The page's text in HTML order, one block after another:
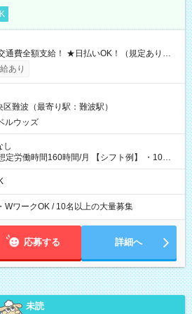
金GET♪ お仕事後はコンビニATMから 日払
あり
難波（最寄り駅：難波駅）
ルウッズ
し
160時間/月 【シフト例】 ・10：
WワークOK / 10名以上の大量募集
応募する 詳細へ
未読